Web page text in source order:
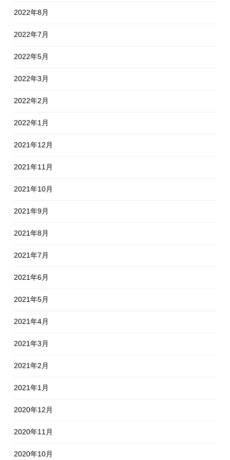
2022年8月
2022年7月
2022年5月
2022年3月
2022年2月
2022年1月
2021年12月
2021年11月
2021年10月
2021年9月
2021年8月
2021年7月
2021年6月
2021年5月
2021年4月
2021年3月
2021年2月
2021年1月
2020年12月
2020年11月
2020年10月